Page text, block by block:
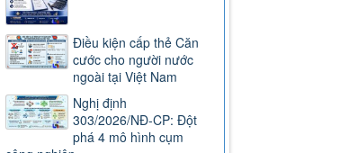
Điều kiện cấp thẻ Căn
cước cho người nước
ngoài tại Việt Nam
Nghị định
303/2026/NĐ-CP: Đột
phá 4 mô hình cụm